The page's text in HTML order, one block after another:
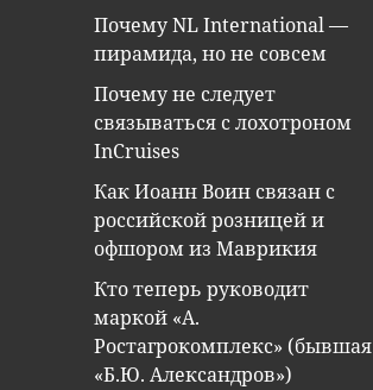
Почему NL International —
пирамида, но не совсем
Почему не следует
связываться с лохотроном
InCruises
Как Иоанн Воин связан с
российской розницей и
офшором из Маврикия
Кто теперь руководит
маркой «А.
Ростагрокомплекс» (бывшая
«Б.Ю. Александров»)